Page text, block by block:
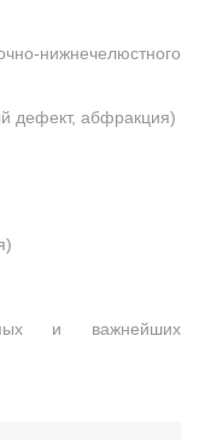
нижнечелюстного
дефект, абфракция)
и важнейших